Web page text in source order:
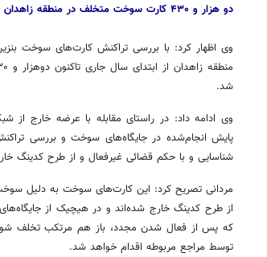
دو هزار و ۴۳۰ کارت سوخت متخلف در منطقه زاهدان غیرفعال شد
وی اظهار کرد: با بررسی تراکنش کارت‌های سوخت
شد.
وی ادامه داد: در راستای مقابله با عرضه خارج از
شناسایی و با حکم قضائی غیرفعال و از طرح کدینگ
مردانی تصریح کرد: این کارت‌های سوخت به دلیل
از طرح کدینگ خارج شده‌اند و در هیچیک از
که پس از فعال شدن مجدد، باز هم مرتکب تخلف
توسط مراجع مربوطه اقدام خواهد شد.
روزنامه‌های صبح شنبه ۱۷ مرداد ۱۴۰۵